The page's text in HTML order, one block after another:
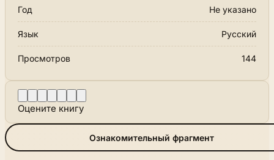
Год Не указано
Язык Русский
Просмотров 144
Оцените книгу
Ознакомительный фрагмент